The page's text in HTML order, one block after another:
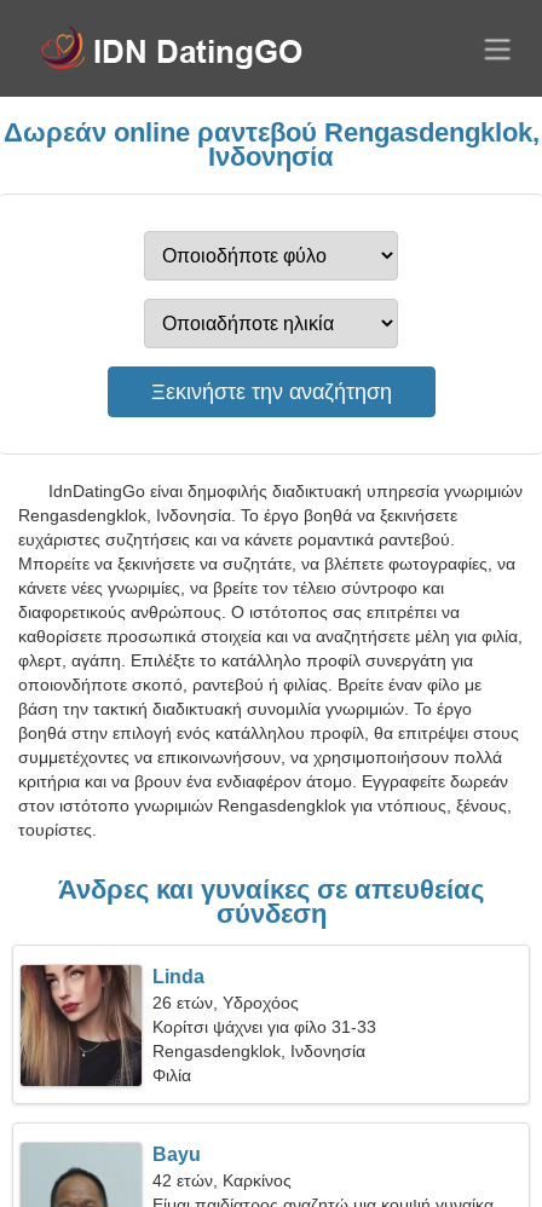
Δωρεάν online ραντεβού Rengasdengklok,
Ινδονησία
IdnDatingGo είναι δημοφιλής διαδικτυακή υπηρεσία γνωριμιών
Rengasdengklok, Ινδονησία. Το έργο βοηθά να ξεκινήσετε
ευχάριστες συζητήσεις και να κάνετε ρομαντικά ραντεβού.
Μπορείτε να ξεκινήσετε να συζητάτε, να βλέπετε φωτογραφίες, να
κάνετε νέες γνωριμίες, να βρείτε τον τέλειο σύντροφο και
διαφορετικούς ανθρώπους. Ο ιστότοπος σας επιτρέπει να
καθορίσετε προσωπικά στοιχεία και να αναζητήσετε μέλη για φιλία,
φλερτ, αγάπη. Επιλέξτε το κατάλληλο προφίλ συνεργάτη για
οποιονδήποτε σκοπό, ραντεβού ή φιλίας. Βρείτε έναν φίλο με
βάση την τακτική διαδικτυακή συνομιλία γνωριμιών. Το έργο
βοηθά στην επιλογή ενός κατάλληλου προφίλ, θα επιτρέψει στους
συμμετέχοντες να επικοινωνήσουν, να χρησιμοποιήσουν πολλά
κριτήρια και να βρουν ένα ενδιαφέρον άτομο. Εγγραφείτε δωρεάν
στον ιστότοπο γνωριμιών Rengasdengklok για ντόπιους, ξένους,
τουρίστες.
Άνδρες και γυναίκες σε απευθείας
σύνδεση
Linda
26 ετών, Υδροχόος
Κορίτσι ψάχνει για φίλο 31-33
Rengasdengklok, Ινδονησία
Φιλία
Bayu
42 ετών, Καρκίνος